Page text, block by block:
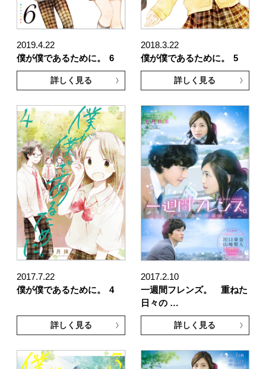
2019.4.22
僕が僕であるために。
6
詳しく見る
2018.3.22
僕が僕であるために。
5
詳しく見る
2017.7.22
僕が僕であるために。
4
詳しく見る
2017.2.10
一週間フレンズ。 重ねた
日々の …
詳しく見る